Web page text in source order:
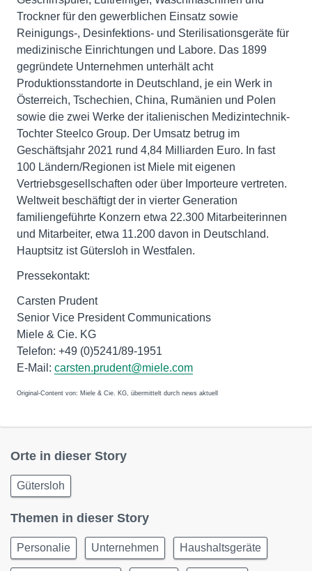
Trockner für den gewerblichen Einsatz sowie
Reinigungs-, Desinfektions- und Sterilisationsgeräte für
medizinische Einrichtungen und Labore. Das 1899
gegründete Unternehmen unterhält acht
Produktionsstandorte in Deutschland, je ein Werk in
Österreich, Tschechien, China, Rumänien und Polen
sowie die zwei Werke der italienischen Medizintechnik-
Tochter Steelco Group. Der Umsatz betrug im
Geschäftsjahr 2021 rund 4,84 Milliarden Euro. In fast
100 Ländern/Regionen ist Miele mit eigenen
Vertriebsgesellschaften oder über Importeure vertreten.
Weltweit beschäftigt der in vierter Generation
familiengeführte Konzern etwa 22.300 Mitarbeiterinnen
und Mitarbeiter, etwa 11.200 davon in Deutschland.
Hauptsitz ist Gütersloh in Westfalen.
Pressekontakt:
Carsten Prudent
Senior Vice President Communications
Miele & Cie. KG
Telefon: +49 (0)5241/89-1951
E-Mail: carsten.prudent@miele.com
Original-Content von: Miele & Cie. KG, übermittelt durch news aktuell
Orte in dieser Story
Gütersloh
Themen in dieser Story
Personalie Unternehmen Haushaltsgeräte